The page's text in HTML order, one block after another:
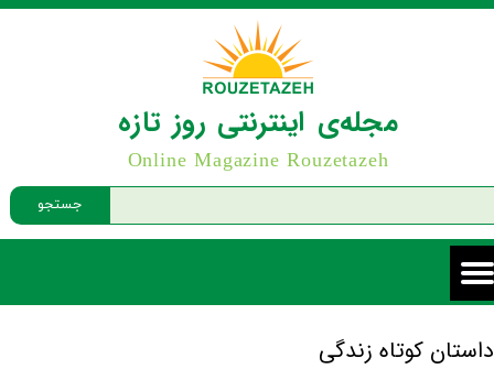
جستجو
مجله‌ی اینترنتی روز تازه
Online Magazine Rouzetazeh
داستان کوتاه زندگی